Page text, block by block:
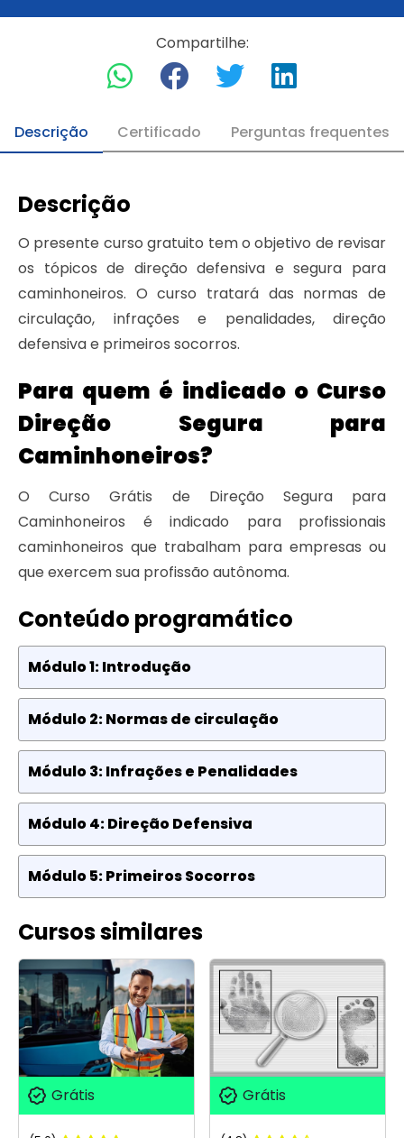
Compartilhe:
Descrição Certificado Perguntas frequentes
Descrição
O presente curso gratuito tem o objetivo de revisar
os tópicos de direção defensiva e segura para
caminhoneiros. O curso tratará das normas de
circulação, infrações e penalidades, direção
defensiva e primeiros socorros.
Para quem é indicado o Curso
Direção Segura para
Caminhoneiros?
O Curso Grátis de Direção Segura para
Caminhoneiros é indicado para profissionais
caminhoneiros que trabalham para empresas ou
que exercem sua profissão autônoma.
Conteúdo programático
Módulo 1: Introdução
Módulo 2: Normas de circulação
Módulo 3: Infrações e Penalidades
Módulo 4: Direção Defensiva
Módulo 5: Primeiros Socorros
Cursos similares
Grátis Grátis